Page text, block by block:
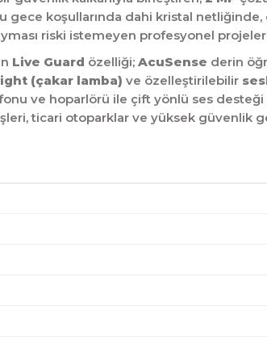
gece koşullarında dahi kristal
riski istemeyen profesyonel
Live Guard özelliği; AcuSense derin
(çakar lamba) ve özelleştirilebilir
ve hoparlörü ile çift yönlü ses desteği
ticari otoparklar ve yüksek güvenlik